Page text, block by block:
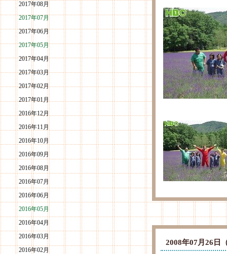
2017年08月
2017年07月
2017年06月
2017年05月
2017年04月
2017年03月
2017年02月
2017年01月
2016年12月
2016年11月
2016年10月
2016年09月
2016年08月
2016年07月
2016年06月
2016年05月
2016年04月
2016年03月
2016年02月
2008年07月26